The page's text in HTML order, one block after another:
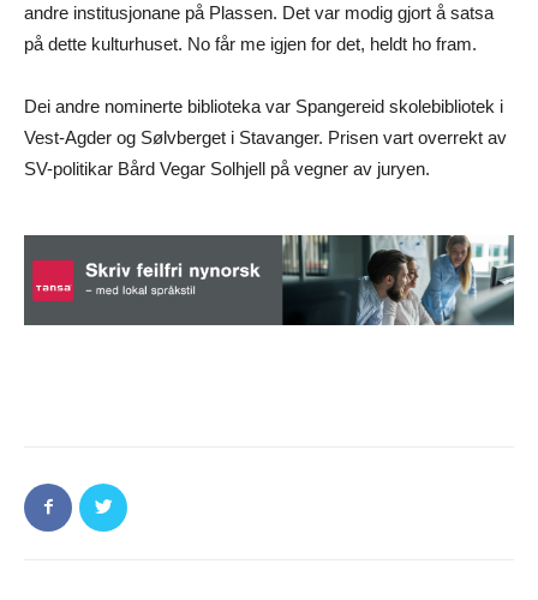
andre institusjonane på Plassen. Det var modig gjort å satsa
på dette kulturhuset. No får me igjen for det, heldt ho fram.
Dei andre nominerte biblioteka var Spangereid skolebibliotek i
Vest-Agder og Sølvberget i Stavanger. Prisen vart overrekt av
SV-politikar Bård Vegar Solhjell på vegner av juryen.